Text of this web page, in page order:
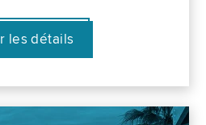
les détails